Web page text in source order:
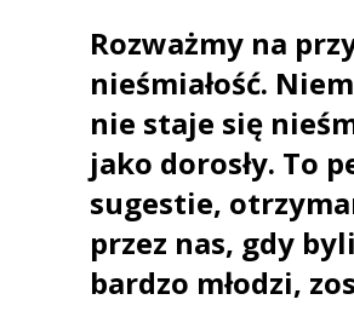
Rozważmy na
nieśmiałość.
nie staje się
jako dorosły. To
sugestie,
przez nas, gdy
bardzo młodzi,